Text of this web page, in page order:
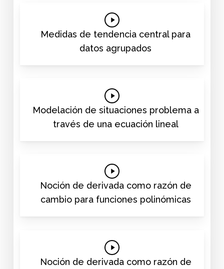
Play
Video
Medidas de tendencia central para
datos agrupados
Play
Video
Modelación de situaciones problema a
través de una ecuación lineal
Play
Video
Noción de derivada como razón de
cambio para funciones polinómicas
Play
Video
Noción de derivada como razón de